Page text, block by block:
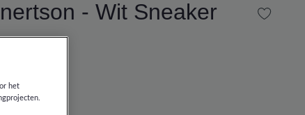
- Wit Sneaker
het